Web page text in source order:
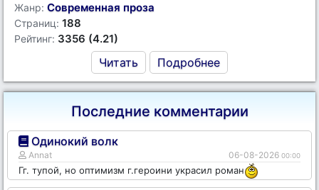
Жанр: Современная проза
Страниц: 188
Рейтинг: 3356 (4.21)
Читать Подробнее
Последние комментарии
Одинокий волк
Annat 06-08-2026 00:00
Гг. тупой, но оптимизм г.героини украсил роман